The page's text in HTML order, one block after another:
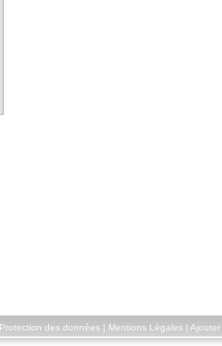
Protection des données| Mentions Légales| Ajouter